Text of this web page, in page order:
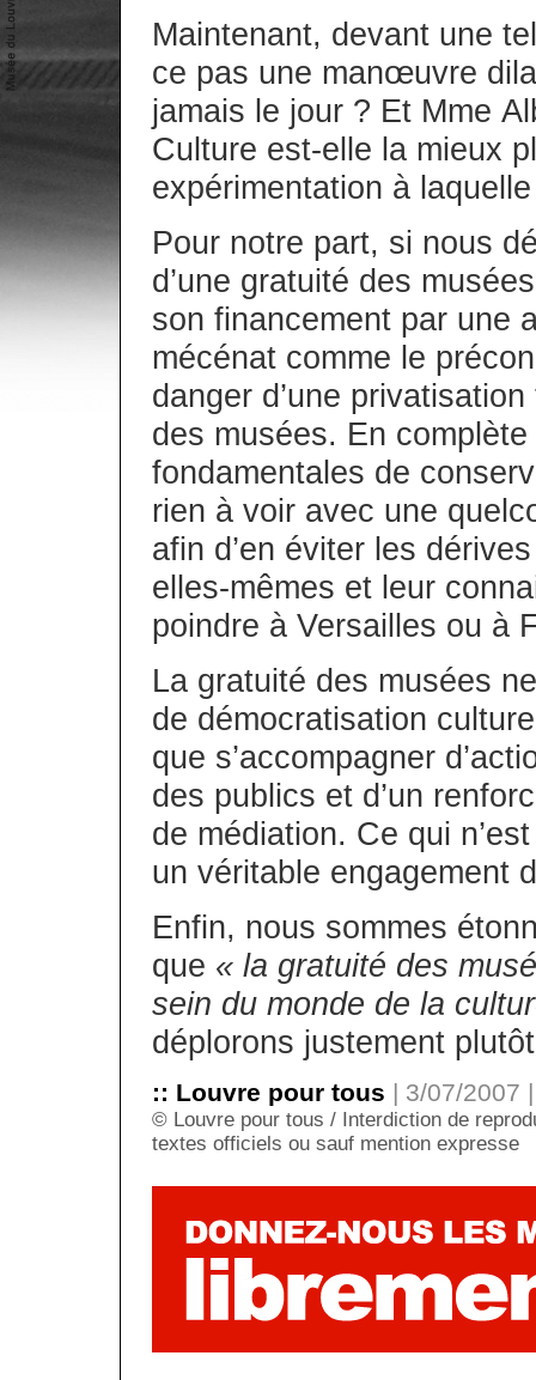
Maintenant, devant une
ce pas une manœuvre
jamais le jour ? Et Mme
Culture est-elle la mieux
expérimentation à
Pour notre part, si nous
d’une gratuité des
son financement par une
mécénat comme le
danger d’une
des musées. En
fondamentales de
rien à voir avec une
afin d’en éviter les
elles-mêmes et leur
poindre à Versailles ou à
La gratuité des musées
de démocratisation
que s’accompagner
des publics et d’un
de médiation. Ce qui
un véritable engagement
Enfin, nous sommes
que « la gratuité des
sein du monde de la
déplorons justement
:: Louvre pour tous | 3/07/2007
© Louvre pour tous / Interdiction de
textes officiels ou sauf mention expresse